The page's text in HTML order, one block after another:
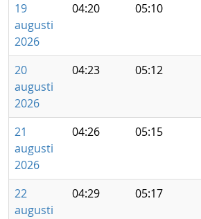
19
augusti
2026
04:20 05:10
20
augusti
2026
04:23 05:12
21
augusti
2026
04:26 05:15
22
augusti
04:29 05:17